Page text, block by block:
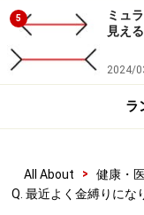
※記事内容は執筆時点
い。
※当サイトにおける医
断・治療行為ではあり
切な医療機関での受
個人の見解によるも
のではありません。
5
ミュ
見え
2024/
ラ
All About > 健康・
Q. 最近よく金縛りにな